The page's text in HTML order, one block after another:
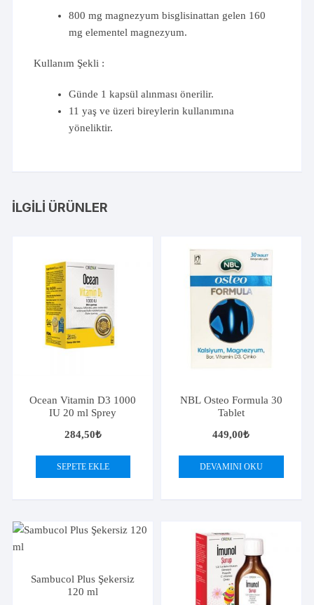
800 mg magnezyum bisglisinattan gelen 160
mg elementel magnezyum.
Kullanım Şekli :
Günde 1 kapsül alınması önerilir.
11 yaş ve üzeri bireylerin kullanımına
yöneliktir.
İLGILI ÜRÜNLER
Ocean Vitamin D3 1000
IU 20 ml Sprey
284,50₺
SEPETE EKLE
NBL Osteo Formula 30
Tablet
449,00₺
DEVAMINI OKU
Sambucol Plus Şekersiz
120 ml